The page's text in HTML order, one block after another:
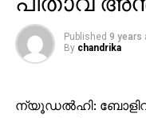
Published 9 years
By chandrika
ന്യൂഡല്‍ഹി: